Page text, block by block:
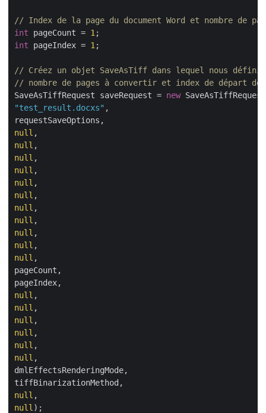
// Index de la page du document Word et nombre de
int pageCount = 1
int pageIndex = 1 ;
// Créez un objet SaveAsTiff dans lequel nous
// nombre de pages à convertir et index de départ
SaveAsTiffRequest saveRequest = new
"test_result.docxs" ,
null
null
null
null
null
null
null
null
null
null
null ,
pageCount,
null
null
null
null
null
null ,
dmlEffectsRenderingMode,
null
null );